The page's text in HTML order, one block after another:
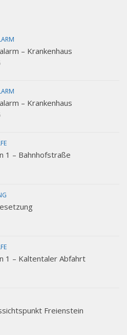
– Krankenhaus
– Krankenhaus
1 – Bahnhofstraße
1 – Kaltentaler Abfahrt
Freienstein